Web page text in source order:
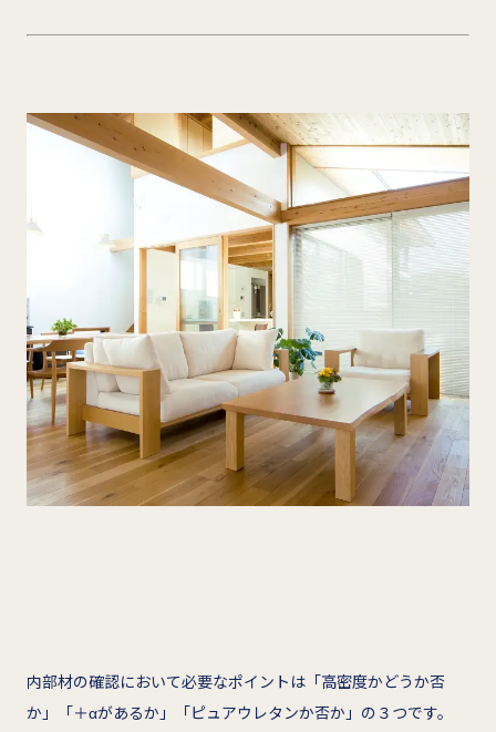
内部材の確認において必要なポイントは「高密度かどうか否
か」「＋αがあるか」「ピュアウレタンか否か」の３つです。